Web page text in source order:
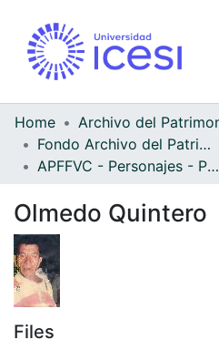
Home
Fondo Archivo del Patrimonio Fotográfico y Fílmico del Valle del Cauca
APFFVC - Personajes - Patrimonial
Olmedo Quintero
Files